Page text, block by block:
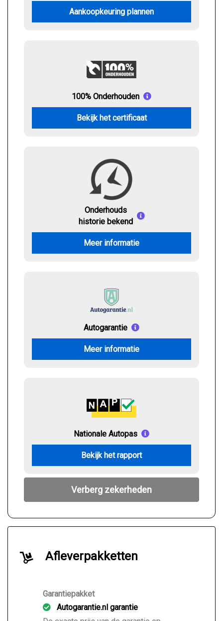
Aankoopkeuring plannen
100% Onderhouden
Bekijk het certificaat
Onderhouds
historie bekend
Meer informatie
Autogarantie
Meer informatie
Nationale Autopas
Bekijk het rapport
Verberg zekerheden
Afleverpakketten
Garantiepakket
Autogarantie.nl garantie